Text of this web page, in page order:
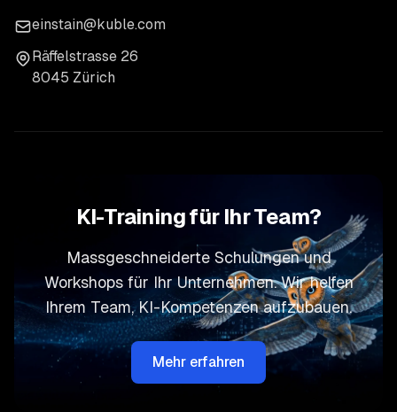
einstain@kuble.com
Räffelstrasse 26
8045 Zürich
KI-Training für Ihr Team?
Massgeschneiderte Schulungen und
Workshops für Ihr Unternehmen. Wir helfen
Ihrem Team, KI-Kompetenzen aufzubauen.
Mehr erfahren